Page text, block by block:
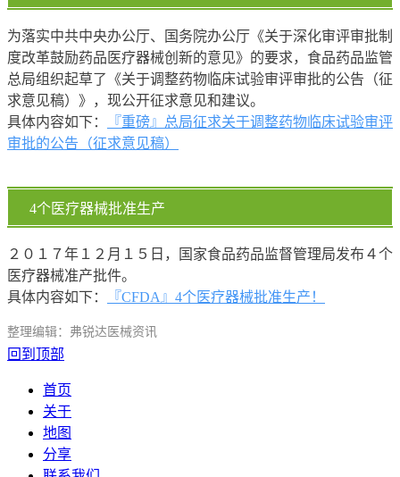
为落实中共中央办公厅、国务院办公厅《关于深化审评审批制
度改革鼓励药品医疗器械创新的意见》的要求，食品药品监管
总局组织起草了《关于调整药物临床试验审评审批的公告（征
求意见稿）》，现公开征求意见和建议。
具体内容如下：
『重磅』总局征求关于调整药物临床试验审评
审批的公告（征求意见稿）
4个医疗器械批准生产
２０１７年１２月１５日，国家食品药品监督管理局发布４个
医疗器械准产批件。
具体内容如下：
『CFDA』4个医疗器械批准生产！
整理编辑：弗锐达医械资讯
回到顶部
首页
关于
地图
分享